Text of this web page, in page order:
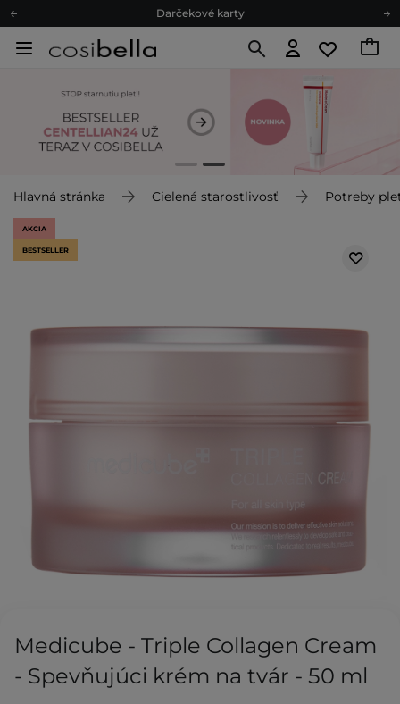
Darčekové karty
Ekologické balenie
Darčekové karty
Ekologické balenie
Hlavná stránka Cielená starostlivosť Potreby
AKCIA
BESTSELLER
Medicube - Triple Collagen Cream
- Spevňujúci krém na tvár - 50 ml